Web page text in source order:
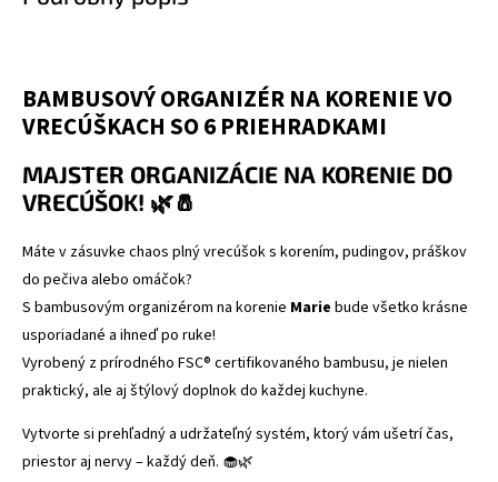
BAMBUSOVÝ ORGANIZÉR NA KORENIE VO
VRECÚŠKACH SO 6 PRIEHRADKAMI
MAJSTER ORGANIZÁCIE NA KORENIE DO
VRECÚŠOK! 🌿🧂
Máte v zásuvke chaos plný vrecúšok s korením, pudingov, práškov
do pečiva alebo omáčok?
S bambusovým organizérom na korenie Marie bude všetko krásne
usporiadané a ihneď po ruke!
Vyrobený z prírodného FSC® certifikovaného bambusu, je nielen
praktický, ale aj štýlový doplnok do každej kuchyne.
Vytvorte si prehľadný a udržateľný systém, ktorý vám ušetrí čas,
priestor aj nervy – každý deň. 🧁🌿